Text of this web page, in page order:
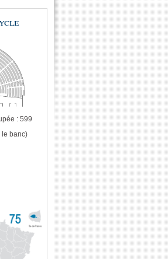
: 599
le banc)